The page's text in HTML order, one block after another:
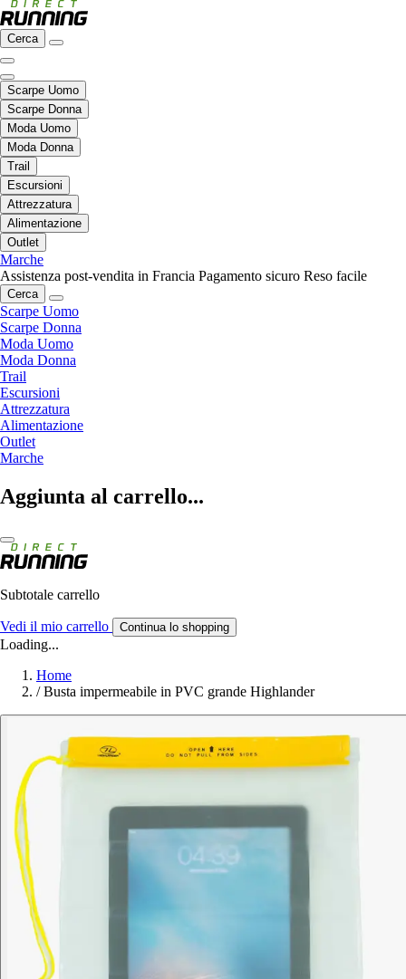
Cerca
Scarpe Uomo
Scarpe Donna
Moda Uomo
Moda Donna
Trail
Escursioni
Attrezzatura
Alimentazione
Outlet
Marche
Assistenza post-vendita in Francia Pagamento sicuro Reso facile
Cerca
Scarpe Uomo
Scarpe Donna
Moda Uomo
Moda Donna
Trail
Escursioni
Attrezzatura
Alimentazione
Outlet
Marche
Aggiunta al carrello...
Subtotale carrello
Vedi il mio carrello Continua lo shopping
Loading...
Home
/ Busta impermeabile in PVC grande Highlander